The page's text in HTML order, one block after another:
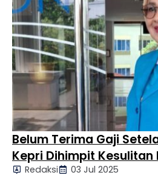
Belum Terima Gaji
Kepri Dihimpit Kesulitan
Redaksi
03 Jul 2025